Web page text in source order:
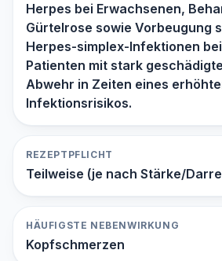
Herpes bei Erwachsenen,
Gürtelrose sowie Vorbeugung
Herpes-simplex-Infektionen
Patienten mit stark
Abwehr in Zeiten eines
Infektionsrisikos.
REZEPTPFLICHT
Teilweise (je nach Stärke/
HÄUFIGSTE NEBENWIRKUNG
Kopfschmerzen